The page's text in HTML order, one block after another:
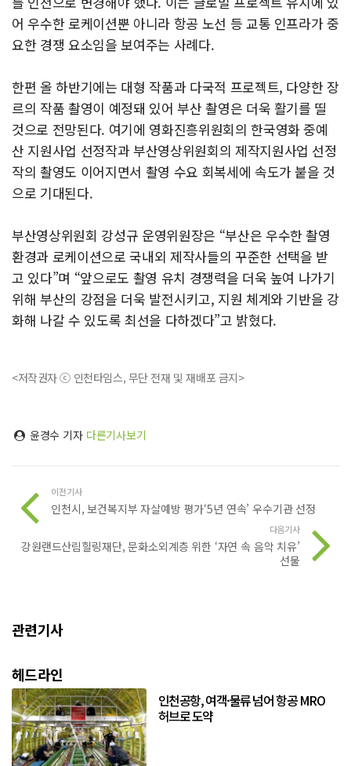
어 우수한 로케이션뿐 아니라 항공 노선 등 교통 인프라가 중
요한 경쟁 요소임을 보여주는 사례다.
한편 올 하반기에는 대형 작품과 다국적 프로젝트, 다양한 장
르의 작품 촬영이 예정돼 있어 부산 촬영은 더욱 활기를 띨
것으로 전망된다. 여기에 영화진흥위원회의 한국영화 중예
산 지원사업 선정작과 부산영상위원회의 제작지원사업 선정
작의 촬영도 이어지면서 촬영 수요 회복세에 속도가 붙을 것
으로 기대된다.
부산영상위원회 강성규 운영위원장은 “부산은 우수한 촬영
환경과 로케이션으로 국내외 제작사들의 꾸준한 선택을 받
고 있다”며 “앞으로도 촬영 유치 경쟁력을 더욱 높여 나가기
위해 부산의 강점을 더욱 발전시키고, 지원 체계와 기반을 강
화해 나갈 수 있도록 최선을 다하겠다”고 밝혔다.
<저작권자 ⓒ 인천타임스, 무단 전재 및 재배포 금지>
윤경수 기자 다른기사보기
이전기사
인천시, 보건복지부 자살예방 평가‘5년 연속’ 우수기관 선정
다음기사
강원랜드산림힐링재단, 문화소외계층 위한 ‘자연 속 음악 치유’
선물
관련기사
헤드라인
인천공항, 여객·물류 넘어 항공 MRO
허브로 도약